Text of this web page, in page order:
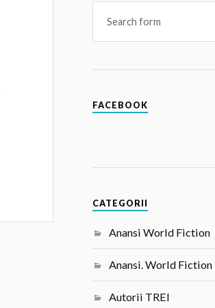
FACEBOOK
CATEGORII
Anansi World Fiction
Anansi. World Fiction
Autorii TREI